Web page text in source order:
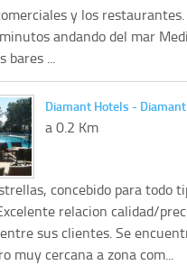
y los
andando del mar
bares ...
Diamant Hotels -
a 0.2 Km
concebido para todo
relacion calidad/
sus clientes. Se
muy cercana a zona com...